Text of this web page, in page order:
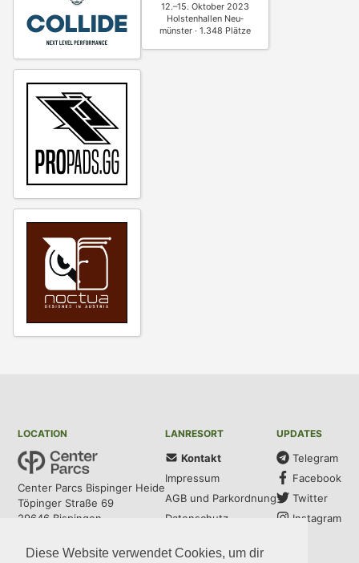
Diese Website verwendet Cookies, um dir
12.–15. Oktober 2023
Holstenhallen Neu­
münster · 1.348 Plätze
LOCATION
Center Parcs Bispinger Heide
Töpinger Straße 69
29646 Bispingen
LANRESORT
Kontakt
Impressum
AGB und Parkordnung
Datenschutz
UPDATES
Telegram
Facebook
Twitter
Instagram
COMMUNITYMEDIA